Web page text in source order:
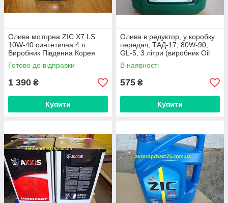
Олива моторна ZIC X7 LS
10W-40 синтетична 4 л.
Виробник Південна Корея
Готово до відправки
1 390 ₴
Купити
Олива в редуктор, у коробку
передач, ТАД-17, 80W-90,
GL-5, 3 літри (виробник Oil
Right, Україна)
В наявності
575 ₴
Купити